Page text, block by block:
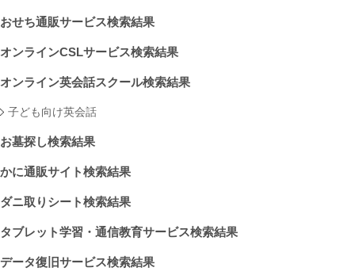
おせち通販サービス検索結果
オンラインCSLサービス検索結果
オンライン英会話スクール検索結果
子ども向け英会話
お墓探し検索結果
かに通販サイト検索結果
ダニ取りシート検索結果
タブレット学習・通信教育サービス検索結果
データ復旧サービス検索結果